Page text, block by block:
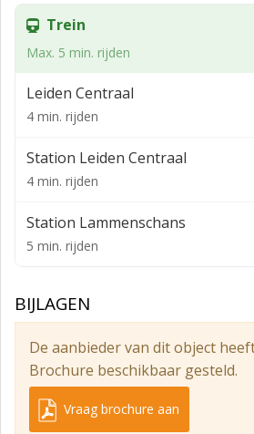
minuten loopafstand.
LOCATIE / LIGGING
Stadscentrum
Stadskern
OPPERVLAKTE / INDELING
Het onroerend goed heeft in
Begane grond: ca. 80 m²
Eerste verdieping: ca. 80 m²
PARKEERMOGELIJKHEDEN
Betaald parkeren op openbaar
omgeving. De parkeergarage
Trein
Max. 5 min. rijden
Leiden Centraal
4 min. rijden
Station Leiden Centraal
4 min. rijden
Station Lammenschans
5 min. rijden
BIJLAGEN
De aanbieder van dit object
Brochure beschikbaar gesteld.
Vraag brochure aan